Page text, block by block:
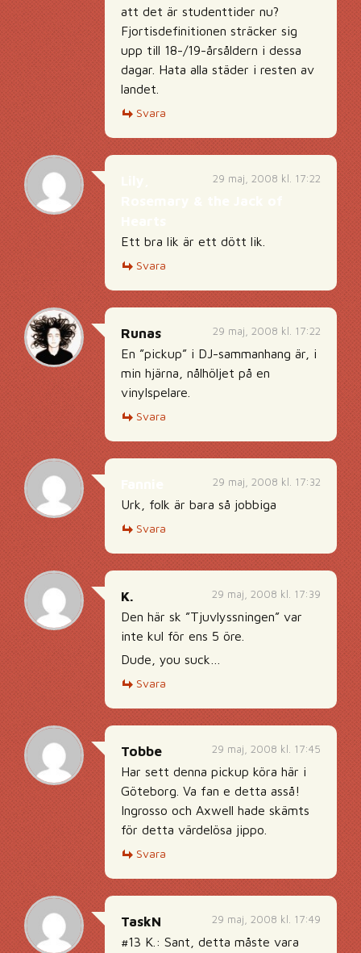
att det är studenttider nu?
Fjortisdefinitionen sträcker sig
upp till 18-/19-årsåldern i dessa
dagar. Hata alla städer i resten av
landet.
Svara
29 maj, 2008 kl. 17:22
Ett bra lik är ett dött lik.
Svara
29 maj, 2008 kl. 17:22
Runas
En ”pickup” i DJ-sammanhang är, i
min hjärna, nålhöljet på en
vinylspelare.
Svara
29 maj, 2008 kl. 17:32
Urk, folk är bara så jobbiga
Svara
29 maj, 2008 kl. 17:39
K.
Den här sk ”Tjuvlyssningen” var
inte kul för ens 5 öre.
Dude, you suck…
Svara
29 maj, 2008 kl. 17:45
Tobbe
Har sett denna pickup köra här i
Göteborg. Va fan e detta asså!
Ingrosso och Axwell hade skämts
för detta värdelösa jippo.
Svara
29 maj, 2008 kl. 17:49
TaskN
#13 K.: Sant, detta måste vara